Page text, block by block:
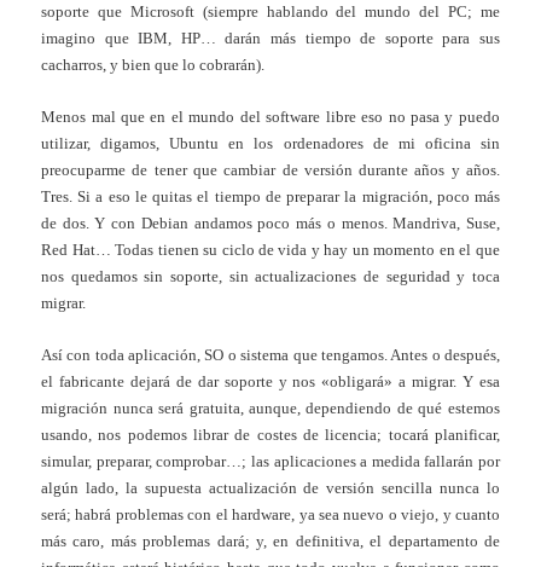
soporte que Microsoft (siempre hablando del mundo del PC; me
imagino que IBM, HP… darán más tiempo de soporte para sus
cacharros, y bien que lo cobrarán).
Menos mal que en el mundo del software libre eso no pasa y puedo
utilizar, digamos, Ubuntu en los ordenadores de mi oficina sin
preocuparme de tener que cambiar de versión durante años y años.
Tres. Si a eso le quitas el tiempo de preparar la migración, poco más
de dos. Y con Debian andamos poco más o menos. Mandriva, Suse,
Red Hat… Todas tienen su ciclo de vida y hay un momento en el que
nos quedamos sin soporte, sin actualizaciones de seguridad y toca
migrar.
Así con toda aplicación, SO o sistema que tengamos. Antes o después,
el fabricante dejará de dar soporte y nos «obligará» a migrar. Y esa
migración nunca será gratuita, aunque, dependiendo de qué estemos
usando, nos podemos librar de costes de licencia; tocará planificar,
simular, preparar, comprobar…; las aplicaciones a medida fallarán por
algún lado, la supuesta actualización de versión sencilla nunca lo
será; habrá problemas con el hardware, ya sea nuevo o viejo, y cuanto
más caro, más problemas dará; y, en definitiva, el departamento de